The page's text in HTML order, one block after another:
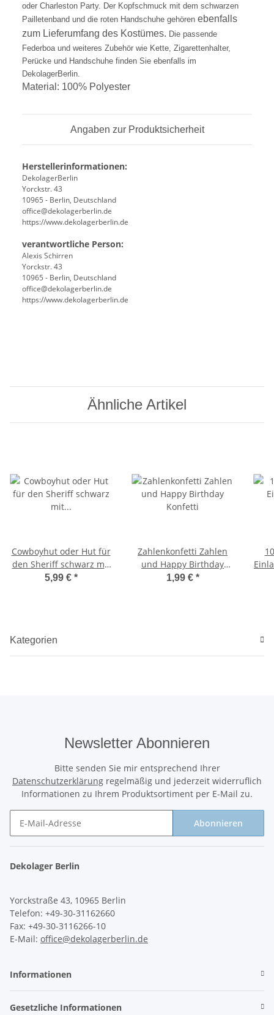
oder Charleston Party. Der Kopfschmuck mit dem schwarzen
Pailletenband und die roten Handschuhe gehören ebenfalls
zum Lieferumfang des Kostümes. Die passende
Federboa und weiteres Zubehör wie Kette, Zigarettenhalter,
Perücke und Handschuhe finden Sie ebenfalls im
DekolagerBerlin.
Material: 100% Polyester
Angaben zur Produktsicherheit
Herstellerinformationen:
DekolagerBerlin
Yorckstr. 43
10965 - Berlin, Deutschland
office@dekolagerberlin.de
https://www.dekolagerberlin.de
verantwortliche Person:
Alexis Schirren
Yorckstr. 43
10965 - Berlin, Deutschland
office@dekolagerberlin.de
https://www.dekolagerberlin.de
Ähnliche Artikel
Cowboyhut oder Hut für
den Sheriff schwarz mit
Sheriffstern
5,99 € *
Zahlenkonfetti Zahlen
und Happy Birthday
Konfetti
1,99 € *
Kategorien
Newsletter Abonnieren
Bitte senden Sie mir entsprechend Ihrer
Datenschutzerklärung regelmäßig und jederzeit widerruflich
Informationen zu Ihrem Produktsortiment per E-Mail zu.
Abonnieren
Dekolager Berlin
Yorckstraße 43, 10965 Berlin
Telefon: +49-30-31162660
Fax: +49-30-3116266-10
E-Mail: office@dekolagerberlin.de
Informationen
Gesetzliche Informationen